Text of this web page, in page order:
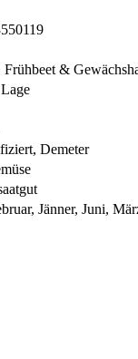
Frühbeet &
Demeter
Jänner, Juni,